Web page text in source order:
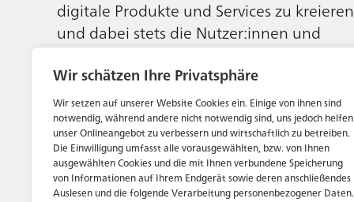
Wir schätzen Ihre Privatsphäre
Wir setzen auf unserer Website Cookies ein. Einige von ihnen sind
notwendig, während andere nicht notwendig sind, uns jedoch helfen
unser Onlineangebot zu verbessern und wirtschaftlich zu betreiben.
Die Einwilligung umfasst alle vorausgewählten, bzw. von Ihnen
ausgewählten Cookies und die mit Ihnen verbundene Speicherung
von Informationen auf Ihrem Endgerät sowie deren anschließendes
Auslesen und die folgende Verarbeitung personenbezogener Daten.
digitale Produkte und Services zu kreieren
und dabei stets die Nutzer:innen und
unsere Kund:innen im Auge behalten.
Jetzt bewerben